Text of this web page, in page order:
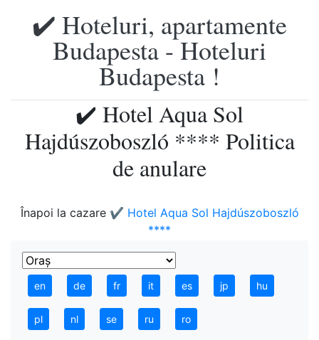
✔️ Hoteluri, apartamente
Budapesta - Hoteluri
Budapesta !
✔️ Hotel Aqua Sol
Hajdúszoboszló **** Politica
de anulare
Înapoi la cazare ✔️ Hotel Aqua Sol Hajdúszoboszló
****
en de fr it es jp hu
pl nl se ru ro